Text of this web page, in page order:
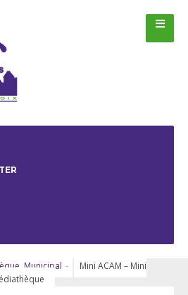
Municipal
Mini ACAM – Mini